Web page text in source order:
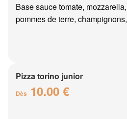
Base sauce tomate,
pommes de terre,
Pizza torino junior
Dès 10.00 €